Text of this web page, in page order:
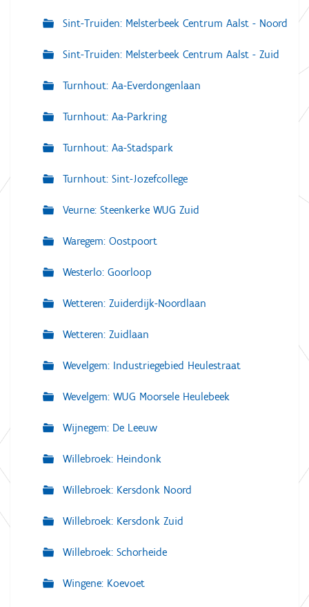
Sint-Truiden: Melsterbeek Centrum Aalst - Noord
Sint-Truiden: Melsterbeek Centrum Aalst - Zuid
Turnhout: Aa-Everdongenlaan
Turnhout: Aa-Parkring
Turnhout: Aa-Stadspark
Turnhout: Sint-Jozefcollege
Veurne: Steenkerke WUG Zuid
Waregem: Oostpoort
Westerlo: Goorloop
Wetteren: Zuiderdijk-Noordlaan
Wetteren: Zuidlaan
Wevelgem: Industriegebied Heulestraat
Wevelgem: WUG Moorsele Heulebeek
Wijnegem: De Leeuw
Willebroek: Heindonk
Willebroek: Kersdonk Noord
Willebroek: Kersdonk Zuid
Willebroek: Schorheide
Wingene: Koevoet